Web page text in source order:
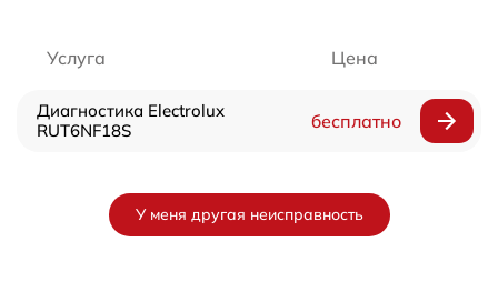
Услуга Цена
Диагностика Electrolux
RUT6NF18S
бесплатно
У меня другая неисправность